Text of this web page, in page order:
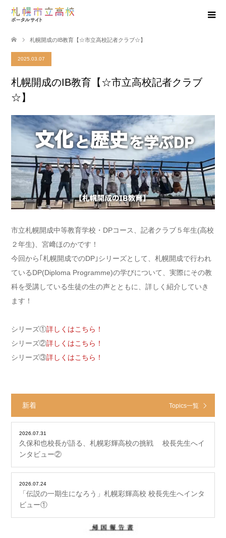
札幌開成のIB教育【☆市立高校記者クラブ☆】
2025.03.07
札幌開成のIB教育【☆市立高校記者クラブ
☆】
市立札幌開成中等教育学校・DPコース、記者クラブ５年生(高校
２年生)、宮﨑ほのかです！
今回から ｢札幌開成でのDP｣シリーズとして、 札幌開成で行われ
ているDP(Diploma Programme)の学びについて、実際にその教
科を受講している生徒の生の声とともに、詳しく紹介していき
ます！
シリーズ①詳しくはこちら！
シリーズ②詳しくはこちら！
シリーズ③詳しくはこちら！
新着 Topics一覧
2026.07.31
久保和也校長が語る、札幌彩輝高校の挑戦 校長先生へイ
ンタビュー②
2026.07.24
「伝説の一期生になろう」札幌彩輝高校 校長先生へインタ
ビュー①